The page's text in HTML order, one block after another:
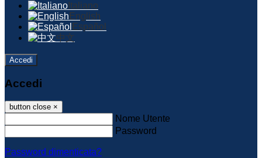
Italiano
English
Español
中文
Accedi
Accedi
button close ×
Nome Utente
Password
Password dimenticata?